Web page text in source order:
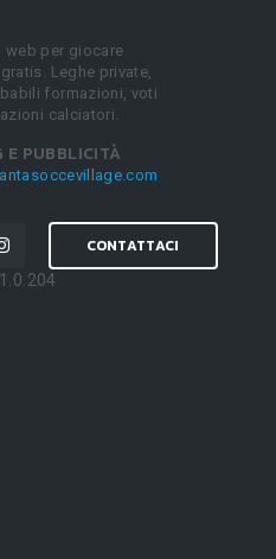
web per giocare
Leghe private,
formazioni, voti
calciatori.
E PUBBLICITÀ
CONTATTACI